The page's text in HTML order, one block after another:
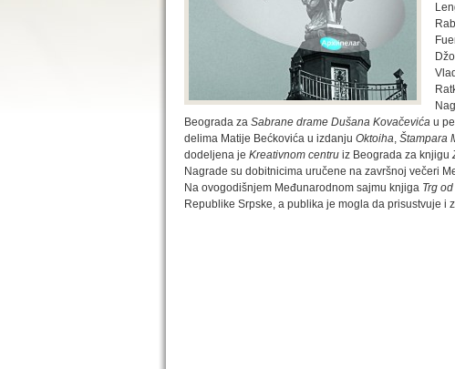
Beograda za Sabrane drame Dušana Kovačevića u
delima Matije Bećkovića u izdanju Oktoiha, Štampara
dodeljena je Kreativnom centru iz Beograda za knjigu
Nagrade su dobitnicima uručene na završnoj večeri
Na ovogodišnjem Međunarodnom sajmu knjiga Trg
Republike Srpske, a publika je mogla da prisustvuje